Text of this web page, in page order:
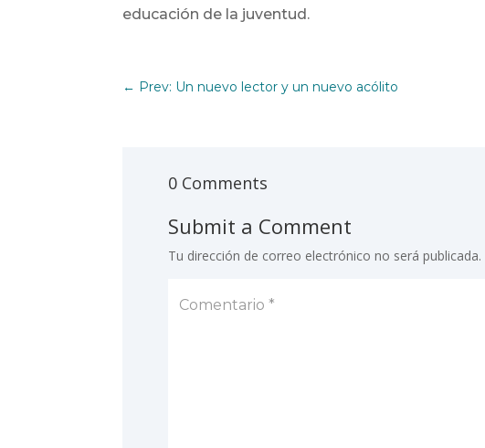
educación de la juventud.
← Prev: Un nuevo lector y un nuevo acólito
0 Comments
Submit a Comment
Tu dirección de correo electrónico no será publicada.